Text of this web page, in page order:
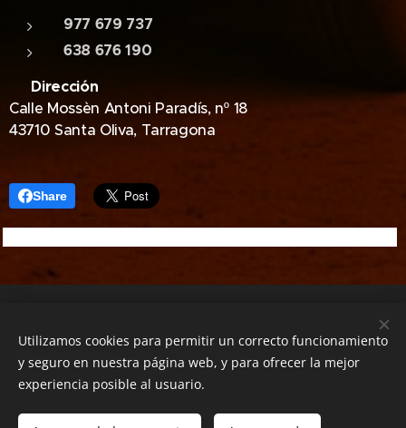
977 679 737
638 676 190
📍 Dirección
Calle Mossèn Antoni Paradís, nº 18
43710 Santa Oliva, Tarragona
Share
C/ Mossen Antoni Paradis 18, Santa Oliva, 43710 (+34)
977679737
2026
Desguace Vélez Petit – Desguace en Santa Oliva, Tarragona |
Baja DGT y Recambios
Utilizamos cookies para permitir un correcto funcionamiento
y seguro en nuestra página web, y para ofrecer la mejor
experiencia posible al usuario.